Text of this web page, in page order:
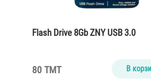
Flash Drive 8Gb ZNY USB 3.0
80 TMT В